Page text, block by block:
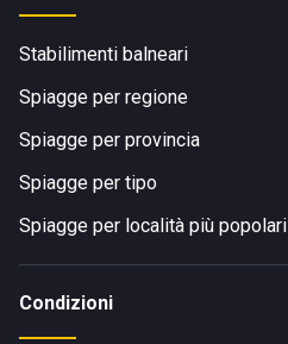
Stabilimenti balneari
Spiagge per regione
Spiagge per provincia
Spiagge per tipo
Spiagge per località più popolari
Condizioni